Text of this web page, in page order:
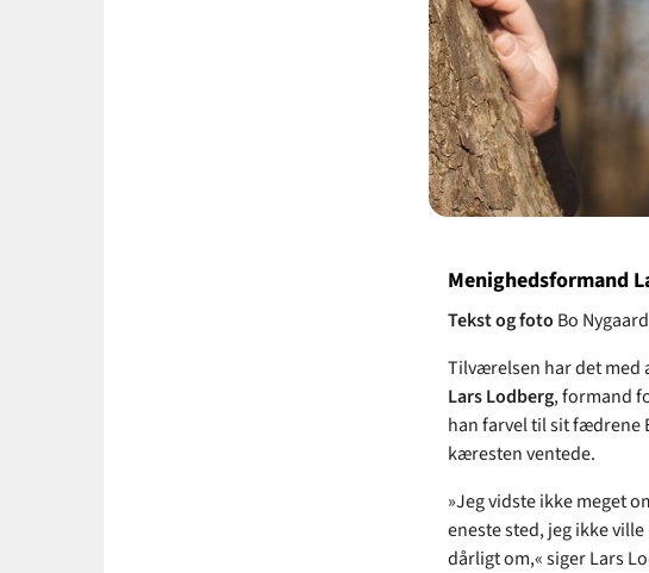
Menighedsformand
Tekst og foto Bo
Tilværelsen har det med
Lars Lodberg, formand
han farvel til sit fædrene
kæresten ventede.
»Jeg vidste ikke meget
eneste sted, jeg ikke
dårligt om,« siger Lars